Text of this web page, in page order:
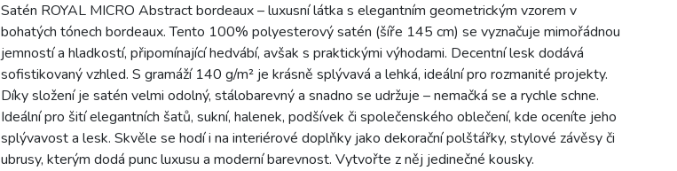
Satén ROYAL MICRO Abstract bordeaux – luxusní látka s elegantním geometrickým vzorem v
bohatých tónech bordeaux. Tento 100% polyesterový satén (šíře 145 cm) se vyznačuje mimořádnou
jemností a hladkostí, připomínající hedvábí, avšak s praktickými výhodami. Decentní lesk dodává
sofistikovaný vzhled. S gramáží 140 g/m² je krásně splývavá a lehká, ideální pro rozmanité projekty.
Díky složení je satén velmi odolný, stálobarevný a snadno se udržuje – nemačká se a rychle schne.
Ideální pro šití elegantních šatů, sukní, halenek, podšívek či společenského oblečení, kde oceníte jeho
splývavost a lesk. Skvěle se hodí i na interiérové doplňky jako dekorační polštářky, stylové závěsy či
ubrusy, kterým dodá punc luxusu a moderní barevnost. Vytvořte z něj jedinečné kousky.